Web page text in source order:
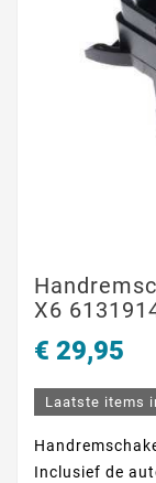
X6
€ 29,95
Laatste items
Inclusief de